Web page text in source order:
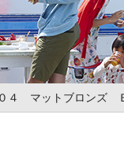
マットブロンズ